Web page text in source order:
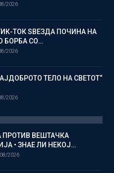
2026
ТОК ЅВЕЗДА ПОЧИНА НА
БОРБА СО…
2026
ТЕЛО НА СВЕТОТ“
2026
ВЕШТАЧКА
• ЗНАЕ ЛИ НЕКОЈ…
2026